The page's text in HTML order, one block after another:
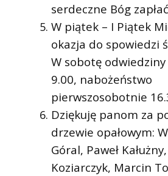
serdeczne Bóg
W piątek – I Piątek
okazja do spowiedzi
W sobotę
9.00, nabożeństwo
pierwszosobotnie
Dziękuję panom za
drzewie opałowym:
Góral, Paweł
Koziarczyk, Marcin